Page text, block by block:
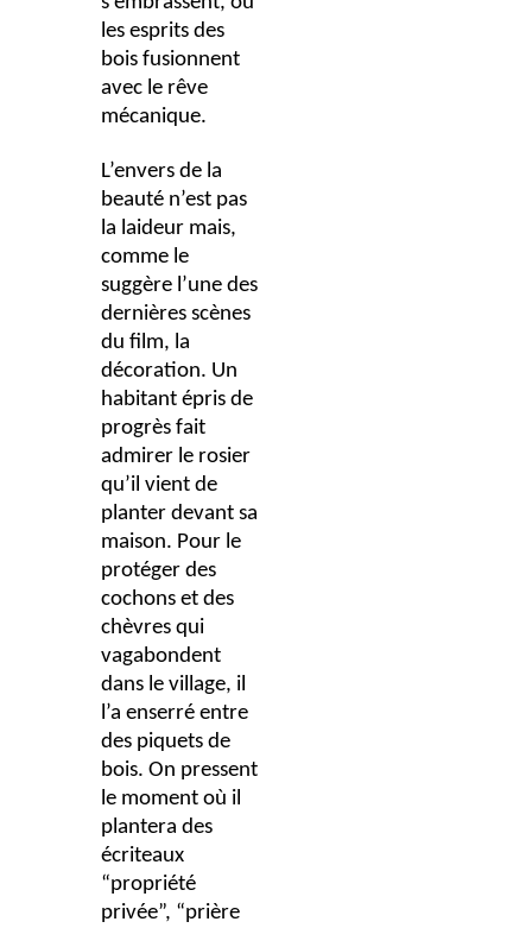
les esprits des
bois fusionnent
avec le rêve
mécanique.
L’envers de la
beauté n’est pas
la laideur mais,
comme le
suggère l’une des
dernières scènes
du film, la
décoration. Un
habitant épris de
progrès fait
admirer le rosier
qu’il vient de
planter devant sa
maison. Pour le
protéger des
cochons et des
chèvres qui
vagabondent
dans le village, il
l’a enserré entre
des piquets de
bois. On pressent
le moment où il
plantera des
écriteaux
“propriété
privée”, “prière